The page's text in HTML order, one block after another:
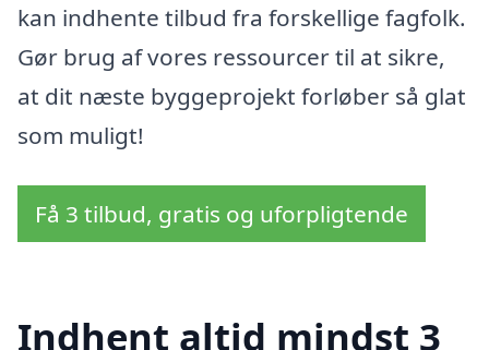
kan indhente tilbud fra forskellige fagfolk.
Gør brug af vores ressourcer til at sikre,
at dit næste byggeprojekt forløber så glat
som muligt!
Få 3 tilbud, gratis og uforpligtende
Indhent altid mindst 3